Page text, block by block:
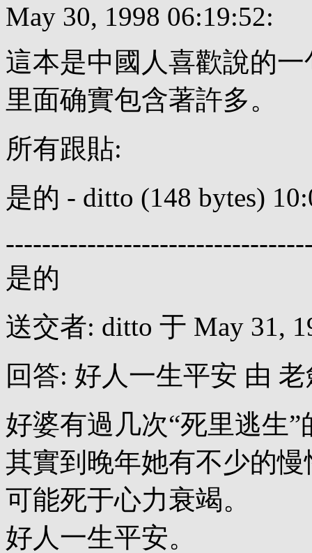
May 30, 1998 06:19:52:
這本是中國人喜歡說的
里面确實包含著許多。
所有跟貼:
是的 - ditto (148 bytes)
是的
送交者: ditto 于 May 31,
回答: 好人一生平安 由
好婆有過几次“死里逃生”
其實到晚年她有不少的
可能死于心力衰竭。
好人一生平安。